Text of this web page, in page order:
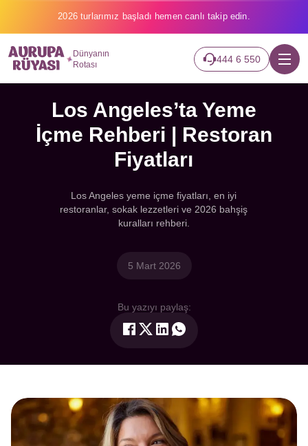
2026 turlarımız başladı hemen canlı takip edin.
Dünyanın
Rotası
444 6 550
Los Angeles’ta Yeme
İçme Rehberi | Restoran
Fiyatları
Los Angeles yeme içme fiyatları, en iyi
restoranlar, sokak lezzetleri ve 2026 bahşiş
kuralları rehberi.
5 Mart 2026
Bu yazıyı paylaş: